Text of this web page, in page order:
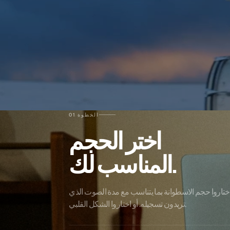
الخطوة 01
اختر الحجم
المناسب لك.
حجم الاسطوانة بما يتناسب مع مدة الصوت الذي
تريدون تسجيله. أو اختاروا الشكل القلبي.